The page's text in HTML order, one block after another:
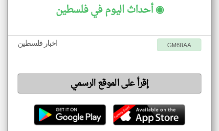
◉ أحداث اليوم في فلسطين
اخبار فلسطين GM68AA
إقرأ على الموقع الرسمي